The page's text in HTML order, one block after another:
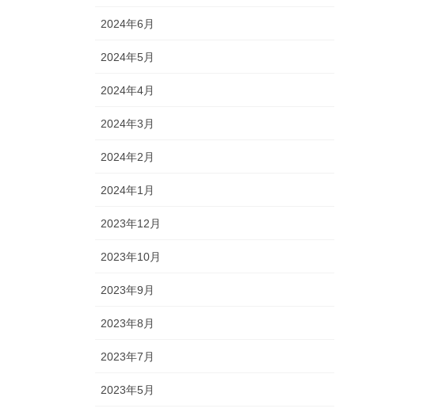
2024年6月
2024年5月
2024年4月
2024年3月
2024年2月
2024年1月
2023年12月
2023年10月
2023年9月
2023年8月
2023年7月
2023年5月